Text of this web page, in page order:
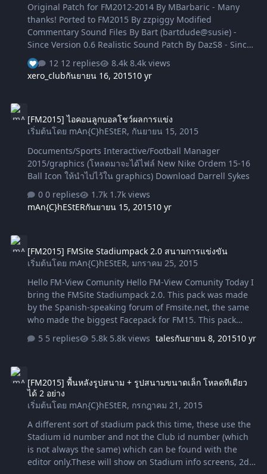
Original Patch for FM2012-2014 By MBarbaric - Many
thanks! Ported to FM2015 By zzpiggy Modified
Commentary Sound Files By Bart (bartdude@susie) -
Since Version 0.6 Realistic Sound Patch By DazS8 - Since
Version 0.6 Download 1) Backup Your Events & Sounds
Files แบ็คอัพไฟล์เดิม กรณีอยากเปลี่ยนกลับ
\steam\steamapps\common\football manager
\steam\steamapps\common\football manager 2015\
That's all. No need to overwrite events XML file in
Delete Events Files In Updates Directory ลบโฟล…
12 replies
8.4k views
xero_clubกันยายน 16, 201510 yr
[FM2015] ไอคอนลูกบอลโชว์ผลการแข่ง
เริ่มต้นโดย mAn{C}hEStER, กันยายน 15, 2015
Documents/Sports Interactive/Football Manager
2015/graphics (โหลดมาจะได้ไฟล์ New Nike Ordem 15-16
Ball Icon ให้นำไปไว้ใน graphics) Download Darrell Sykes
0 replies
1.7k views
mAn{C}hEStERกันยายน 15, 201510 yr
[FM2015] FMSite Stadiumpack 2.0 สนามการแข่งขัน
เริ่มต้นโดย mAn{C}hEStER, มกราคม 25, 2015
Hello FM-View Comunity Hello FM-View Comunity Today I
bring the FMSite Stadiumpack 2.0. This pack was made
by the Spanish-speaking forum of Fmsite.net, the same
who made the biggest Facepack for FM15. This pack
Also this pack works for FM08, FM09, FM10, FM11, FM12,
Backgrounds ตั้งค่าในเกมส์ Preference > Show
5 replies 5.8k views talesกันยายน 8, 201510 yr
[FM2015] พื้นหลังรูปสนาม + รูปสนามขนาดเล็ก โหลดทีเดียว
ได้ 2 อย่าง
เริ่มต้นโดย mAn{C}hEStER, กรกฎาคม 21, 2015
A different sort of stadium pack this time, these use the
Stadium id number and not the Club id number (which
is not always the same) which can be found with the
editor only.These will show on Stadium info screens, 2d